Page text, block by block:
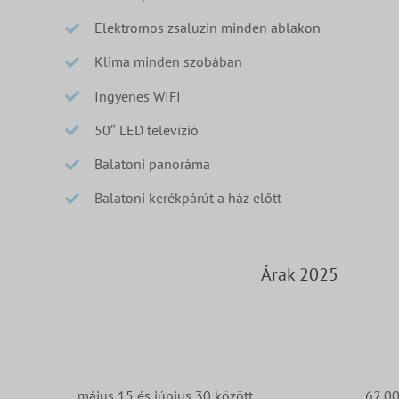
Elektromos zsaluzin minden ablakon
Klima minden szobában
Ingyenes WIFI
50″ LED televízió
Balatoni panoráma
Balatoni kerékpárút a ház előtt
Árak 2025
május 15 és június 30 között